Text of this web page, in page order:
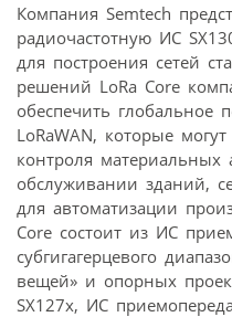
Компания Semtech
радиочастотную ИС
для построения сетей
решений LoRa Core
обеспечить глобальное
LoRaWAN, которые
контроля материальных
обслуживании зданий,
для автоматизации
Core состоит из ИС
субгигагерцевого
вещей» и опорных
SX127x, ИС